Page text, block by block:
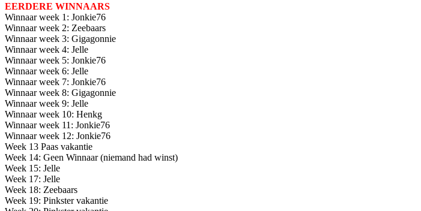
EERDERE WINNAARS
Winnaar week 1: Jonkie76
Winnaar week 2: Zeebaars
Winnaar week 3: Gigagonnie
Winnaar week 4: Jelle
Winnaar week 5: Jonkie76
Winnaar week 6: Jelle
Winnaar week 7: Jonkie76
Winnaar week 8: Gigagonnie
Winnaar week 9: Jelle
Winnaar week 10: Henkg
Winnaar week 11: Jonkie76
Winnaar week 12: Jonkie76
Week 13 Paas vakantie
Week 14: Geen Winnaar (niemand had winst)
Week 15: Jelle
Week 17: Jelle
Week 18: Zeebaars
Week 19: Pinkster vakantie